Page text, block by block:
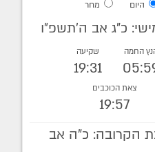
היום מחר
כ"ג אב ה׳תשפ״ו
החמה שקיעה
19:31
צאת הכוכבים
19:57
הקרובה: כ"ה אב